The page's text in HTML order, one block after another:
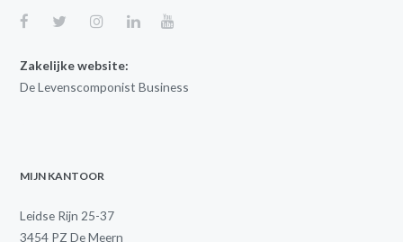
Zakelijke website:
De Levenscomponist Business
MIJN KANTOOR
Leidse Rijn 25-37
3454 PZ De Meern